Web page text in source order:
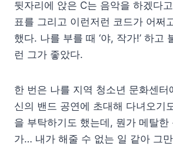
뒷자리에 앉은 C는 음악을 하겠다
표를 그리고 이런저런 코드가 어쩌
했다. 나를 부를 때 ‘야, 작가!’ 하고
런 그가 좋았다.
한 번은 나를 지역 청소년 문화센터
신의 밴드 공연에 초대해 다녀오기
을 부탁하기도 했는데, 뭔가 메탈한
가… 내가 해줄 수 없는 일 같아 그